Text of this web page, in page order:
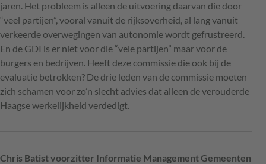
jaren. Het probleem is alleen de uitvoering daarvan die door
“veel partijen”, vooral vanuit de rijksoverheid, al lang vanuit
verkeerde overwegingen van autonomie wordt gefrustreerd.
En de GDI is er niet voor die “vele partijen” maar voor de
burgers en bedrijven. Heeft deze commissie die ook bij de
evaluatie betrokken? De drie leden van de commissie moeten
zich schamen voor zo’n slecht advies dat alleen de verouderde
Haagse werkelijkheid verdedigt.
Chris Batist voorzitter Informatie Management Gemeenten